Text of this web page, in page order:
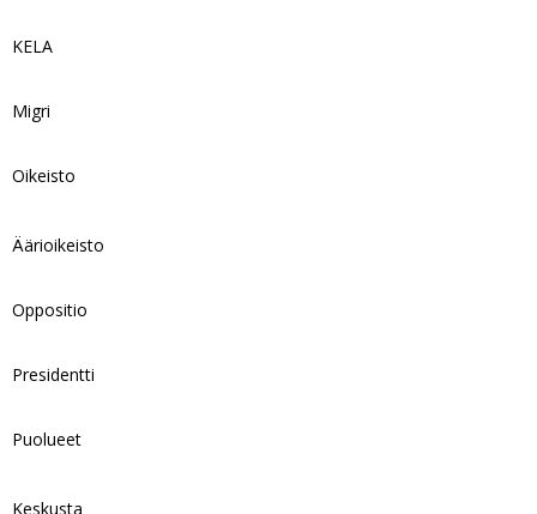
KELA
Migri
Oikeisto
Äärioikeisto
Oppositio
Presidentti
Puolueet
Keskusta